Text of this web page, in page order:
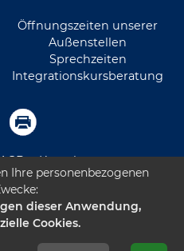
Öffnungszeiten unserer
Außenstellen
Sprechzeiten
Integrationskursberatung
AGB Kontakt
Leichte Sprache
Ihre personenbezogenen
dieser Anwendung,
Cookies.